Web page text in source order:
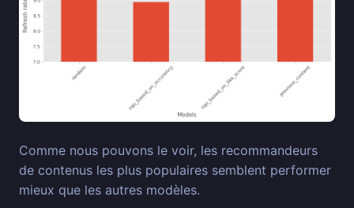
Comme nous pouvons le voir, les recommandeurs
de contenus les plus populaires semblent performer
mieux que les autres modèles.